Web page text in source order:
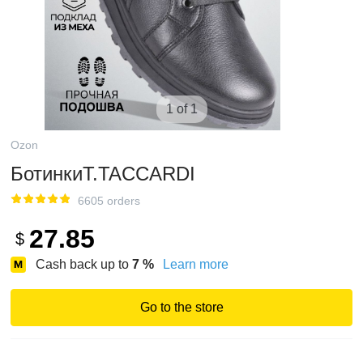
1 of 1
Ozon
БотинкиT.TACCARDI
6605 orders
$ 27.85
Cash back up to 7 % Learn more
Go to the store